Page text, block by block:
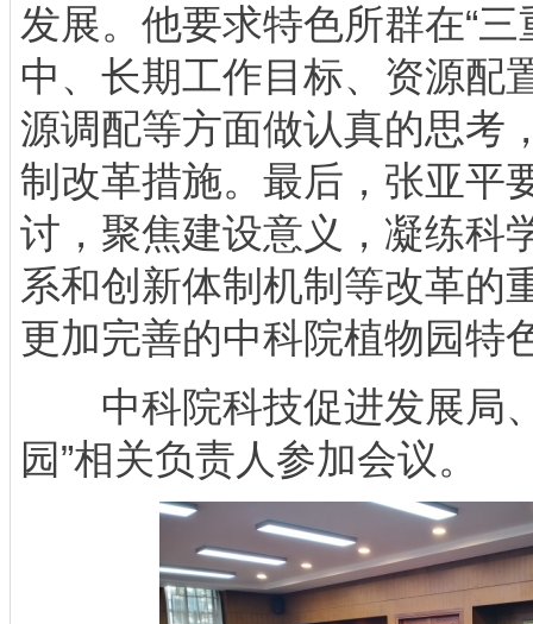
发展。他要求特色所群在“三
中、长期工作目标、资源配
源调配等方面做认真的思考
制改革措施。最后，张亚平
讨，聚焦建设意义，凝练科
系和创新体制机制等改革的
更加完善的中科院植物园特
中科院科技促进发展局
园”相关负责人参加会议。